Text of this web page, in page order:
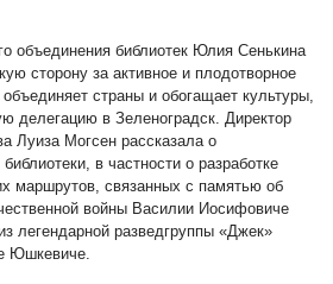
объединения библиотек Юлия Сенькина
сторону за активное и плодотворное
страны и обогащает культуры,
делегацию в Зеленоградск. Директор
Луиза Могсен рассказала о
в частности о разработке
маршрутов, связанных с памятью об
войны Василии Иосифовиче
легендарной разведгруппы «Джек»
Юшкевиче.